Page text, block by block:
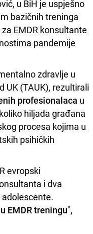
u BiH je uspješno
bazičnih treninga
EMDR konsultante
pandemije
zdravlje u
UK (TAUK), rezultirali
profesionalaca u
hiljada građana
procesa kojima u
psihičkih
evropski
i dva
adolescente.
EMDR treningu",